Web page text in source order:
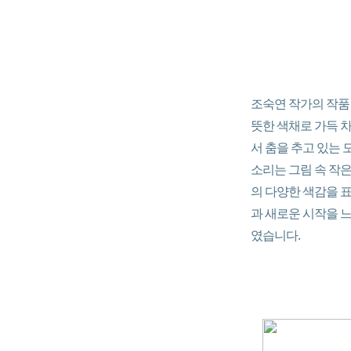
조숙연 작가의 작
뜻한 색채로 가득
서 춤을 추고 있는
소리는 그림 속 작
의 다양한 색감을
과 새로운 시작을
였습니다.